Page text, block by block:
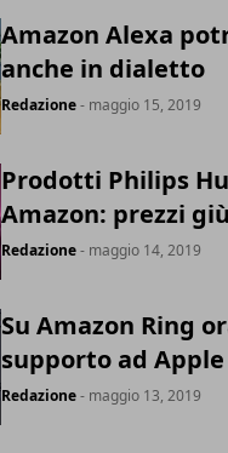
Amazon Alexa
anche in dialetto
Redazione- maggio 15, 2019
Prodotti Philips
Amazon: prezzi
Redazione- maggio 14, 2019
Su Amazon Ring
supporto ad
Redazione- maggio 13, 2019